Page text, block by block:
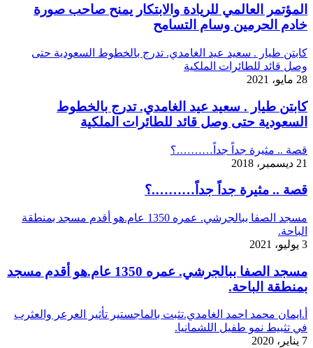
المؤتمر العالمي للريادة والابتكار يمنح صاحب صورة
خادم الحرمين وسام التسامح
كابتن طيار . سعيد عيد الغامدي. تدرج بالخطوط السعودية حتى
وصل قائد للطائرات الملكية
28 مايو، 2021
كابتن طيار . سعيد عيد الغامدي. تدرج بالخطوط
السعودية حتى وصل قائد للطائرات الملكية
قصة .. مثيرة جداً جداً……….؟
21 ديسمبر، 2018
قصة .. مثيرة جداً جداً……….؟
مسجد الصفا ببالجرشي. عمره 1350 عام.هو أقدم مسجد بمنطقة
الباحة.
3 يوليو، 2021
مسجد الصفا ببالجرشي. عمره 1350 عام.هو أقدم مسجد
بمنطقة الباحة.
أ.ايمان محمد احمد الغامدي.تثبت بالماجستير تأثير العرعر والعثرب
في تثبيط نمو طفيل اللشمانيا.
7 يناير، 2020